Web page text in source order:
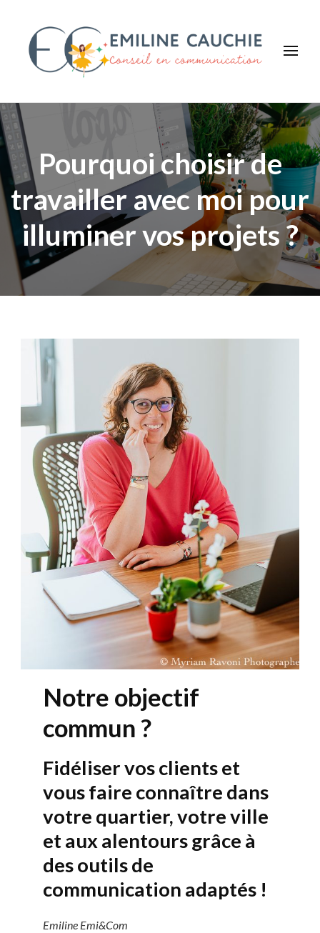
Emiline CAUCHIE
Faites savoir que vous existez !
Pourquoi choisir de
travailler avec moi pour
illuminer vos projets ?
Notre objectif
commun ?
Fidéliser vos clients et
vous faire connaître dans
votre quartier, votre ville
et aux alentours grâce à
des outils de
communication adaptés !
Emiline Emi&Com